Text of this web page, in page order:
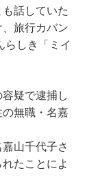
話していた
旅行カバン
らしき「ミイ
疑で逮捕し
無職・名嘉
山千代子さ
たことによ